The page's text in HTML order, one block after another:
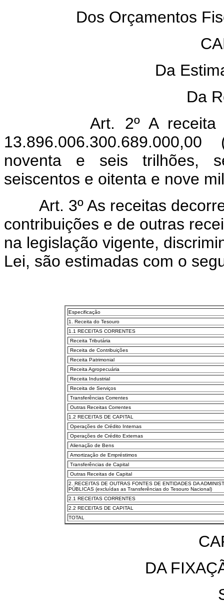
Dos Orçamentos
Da
Da
Art. 2º A
noventa e seis trilhões,
seiscentos e oitenta e nove
Art. 3º As receitas
contribuições e de outras
na legislação vigente,
Lei, são estimadas com o
Especificação
1. Receita do Tesouro
1.1 RECEITAS CORRENTES
Receita Tributária
Receita de Contribuições
Receita Patrimonial
Receita Agropecuária
Receita Industrial
Receita de Serviços
Transferências Correntes
Outras Receitas Correntes
1.2 RECEITAS DE CAPITAL
Operações de Crédito Internas
Operações de Crédito Externas
Alienação de Bens
Amortização de Empréstimos
Transferências de Capital
Outras Receitas de Capital
2. RECEITAS DE OUTRAS FONTES DE ENTIDADES DA
PÚBLICAS (excluídas as Transferências do Tesouro Nacional)
2.1 RECEITAS CORRENTES
2.2 RECEITAS DE CAPITAL
TOTAL
DA